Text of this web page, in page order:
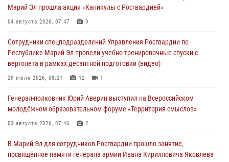
Команда «Росгвардия» принимает участие в военно-спортивном
07 августа 2026, 05:43 10
Представитель вневедомственной охраны Управления Росгвардии
по Республике Марий Эл принял участие в учебно-методическом
06 августа 2026, 09:37 10
В Марий Эл сотрудники ЛРР Росгвардии за прошедший месяц
06 августа 2026, 08:00
Марий Эл прошла акция «Каникулы с Росгвардией»
04 августа 2026, 07:47 9
Сотрудники спецподразделений Управления Росгвардии по
Республике Марий Эл провели учебно-тренировочные спуски с
вертолета в рамках десантной подготовки (видео)
29 июля 2026, 08:21 12 1
Генерал-полковник Юрий Аверин выступил на Всероссийском
молодёжном образовательном форуме «Территория смыслов»
03 августа 2026, 07:46 2
В Марий Эл для сотрудников Росгвардии прошло занятие,
посвящённое памяти генерала армии Ивана Кирилловича Яковлева